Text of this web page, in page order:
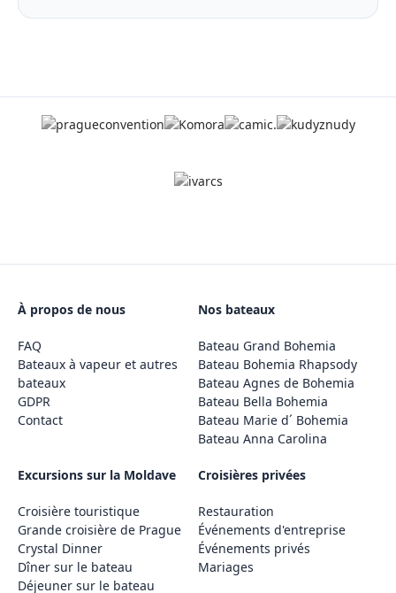
À propos de nous
FAQ
Bateaux à vapeur et autres
bateaux
GDPR
Contact
Nos bateaux
Bateau Grand Bohemia
Bateau Bohemia Rhapsody
Bateau Agnes de Bohemia
Bateau Bella Bohemia
Bateau Marie d´ Bohemia
Bateau Anna Carolina
Excursions sur la Moldave
Croisière touristique
Grande croisière de Prague
Crystal Dinner
Dîner sur le bateau
Déjeuner sur le bateau
Croisières privées
Restauration
Événements d'entreprise
Événements privés
Mariages